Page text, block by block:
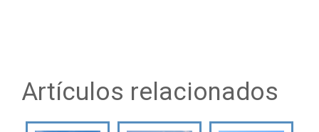
Artículos relacionados